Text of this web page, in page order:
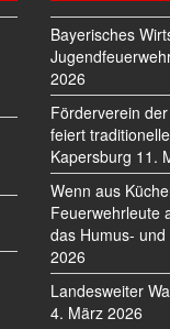
Bayerisches
2026
Förderverein
feiert
Kapersburg 11.
Wenn aus
Feuerwehrleute
das Humus-
2026
Landesweiter
4. März 2026